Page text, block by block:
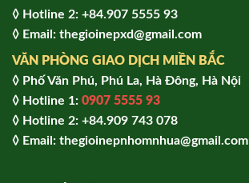
◊ Hotline 2: +84.907 5555 93
◊ Email: thegioinepxd@gmail.com
VĂN PHÒNG GIAO DỊCH MIỀN BẮC
◊ Phố Văn Phú, Phú La, Hà Đông, Hà Nội
◊ Hotline 1: 0907 5555 93
◊ Hot line 2: +84.909 743 078
◊ Email: thegioinepnhomnhua@gmail.com